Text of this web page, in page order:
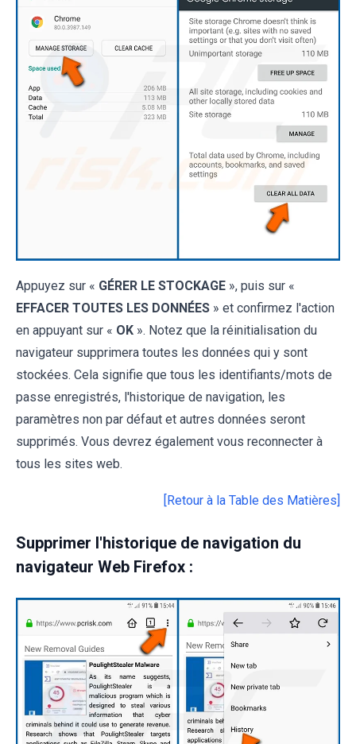
Appuyez sur « GÉRER LE STOCKAGE », puis sur «
EFFACER TOUTES LES DONNÉES » et confirmez l'action
en appuyant sur « OK ». Notez que la réinitialisation du
navigateur supprimera toutes les données qui y sont
stockées. Cela signifie que tous les identifiants/mots de
passe enregistrés, l'historique de navigation, les
paramètres non par défaut et autres données seront
supprimés. Vous devrez également vous reconnecter à
tous les sites web.
[Retour à la Table des Matières]
Supprimer l'historique de navigation du
navigateur Web Firefox :